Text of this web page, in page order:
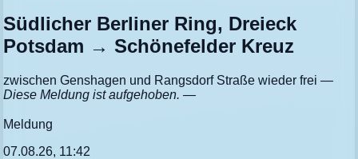
Südlicher Berliner Ring, Dreieck
Potsdam → Schönefelder Kreuz
zwischen Genshagen und Rangsdorf Straße wieder frei—
Diese Meldung ist aufgehoben. —
Meldung
07.08.26, 11:42